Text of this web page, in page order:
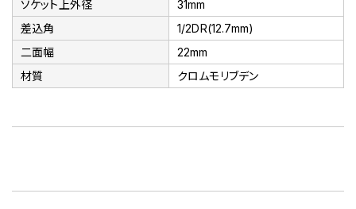
ソケット上外径
31mm
差込角
1/2DR(12.7mm)
二面幅
22mm
材質
クロムモリブデン